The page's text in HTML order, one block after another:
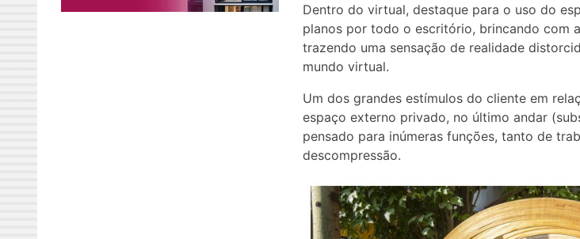
Dentro do virtual, destaque para o uso do
planos por todo o escritório, brincando com
trazendo uma sensação de realidade
mundo virtual.
Um dos grandes estímulos do cliente em
espaço externo privado, no último andar
pensado para inúmeras funções, tanto de
descompressão.